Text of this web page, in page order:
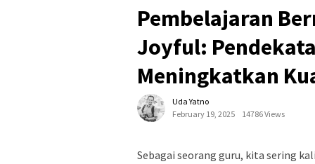
Pembelajaran
Joyful:
Meningkatkan
Uda Yatno
February 19, 2025
14786 Views
Sebagai seorang guru, kita sering